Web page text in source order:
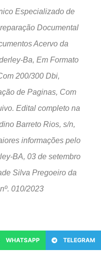
Especializado de
Documental
Acervo da
Ba, Em Formato
200/300 Dbi,
de Paginas, Com
Edital completo na
Barreto Rios, s/n,
informações pelo
BA, 03 de setembro
Silva Pregoeiro da
010/2023
WHATSAPP TELEGRAM